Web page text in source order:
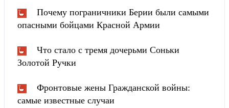
Почему пограничники Берии были самыми
опасными бойцами Красной Армии
Что стало с тремя дочерьми Соньки
Золотой Ручки
Фронтовые жены Гражданской войны:
самые известные случаи